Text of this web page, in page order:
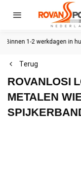
Binnen 1-2 werkdagen in
Terug
ROVANLOSI
METALEN